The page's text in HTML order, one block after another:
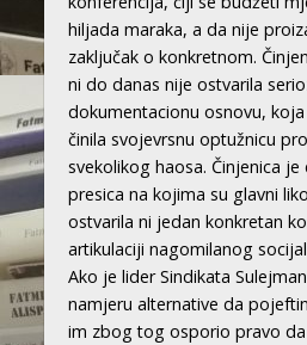
hiljada maraka, a da nije
zaključak o konkretnom.
ni do danas nije ostvarila
dokumentacionu osnovu,
činila svojevrsnu optužnicu
svekolikog haosa. Činjenica
presica na kojima su glavni
ostvarila ni jedan konkretan
artikulaciji nagomilanog
Ako je lider Sindikata
namjeru alternative da
im zbog tog osporio pravo